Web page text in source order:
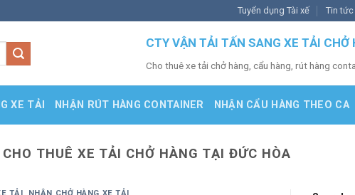
Tuyển dụng Tài xế Tin tức
CTY VẬN TẢI TẤN SANG XE TẢI CHỞ
Cho thuê xe tải chở hàng, cẩu hàng, rút hàng
XE TẢI NHẬN RÚT HÀNG CONTAINER NHẬN CẨU HÀNG THEO CA
CHO THUÊ XE TẢI CHỞ HÀNG TẠI ĐỨC HÒA